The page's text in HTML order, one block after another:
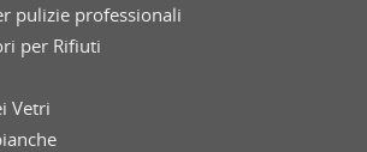
pulizie professionali
per Rifiuti
Vetri